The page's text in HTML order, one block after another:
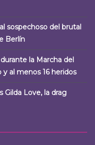
sospechoso del brutal
Berlín
la Marcha del
al menos 16 heridos
Gilda Love, la drag